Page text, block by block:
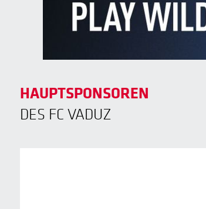
HAUPTSPONSOREN
DES FC VADUZ